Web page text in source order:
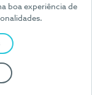
boa experiência de